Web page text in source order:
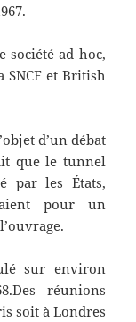
société ad hoc,
SNCF et British
d’un débat
que le tunnel
par les États,
pour un
sur environ
réunions
soit à Londres